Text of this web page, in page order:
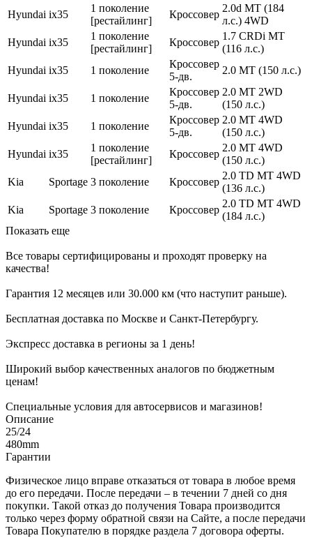
Hyundai ix35
1 поколение
[рестайлинг]
Кроссовер
2.0d MT (184
л.с.) 4WD
Hyundai ix35
1 поколение
[рестайлинг]
Кроссовер
1.7 CRDi MT
(116 л.с.)
Hyundai ix35 1 поколение
Кроссовер
5-дв.
2.0 MT (150 л.с.)
Hyundai ix35 1 поколение
Кроссовер
5-дв.
2.0 MT 2WD
(150 л.с.)
Hyundai ix35 1 поколение
Кроссовер
5-дв.
2.0 MT 4WD
(150 л.с.)
Hyundai ix35
1 поколение
[рестайлинг]
Кроссовер
2.0 MT 4WD
(150 л.с.)
Kia
Sportage 3 поколение Кроссовер
2.0 TD MT 4WD
(136 л.с.)
Kia
Sportage 3 поколение Кроссовер
2.0 TD MT 4WD
(184 л.с.)
Показать еще
Все товары сертифицированы и проходят проверку на
качества!
Гарантия 12 месяцев или 30.000 км (что наступит раньше).
Бесплатная доставка по Москве и Санкт-Петербургу.
Экспресс доставка в регионы за 1 день!
Широкий выбор качественных аналогов по бюджетным
ценам!
Специальные условия для автосервисов и магазинов!
Описание
25/24
480mm
Гарантии
Физическое лицо вправе отказаться от товара в любое время
до его передачи. После передачи – в течении 7 дней со дня
покупки. Такой отказ до получения Товара производится
только через форму обратной связи на Сайте, а после передачи
Товара Покупателю в порядке раздела 7 договора оферты.